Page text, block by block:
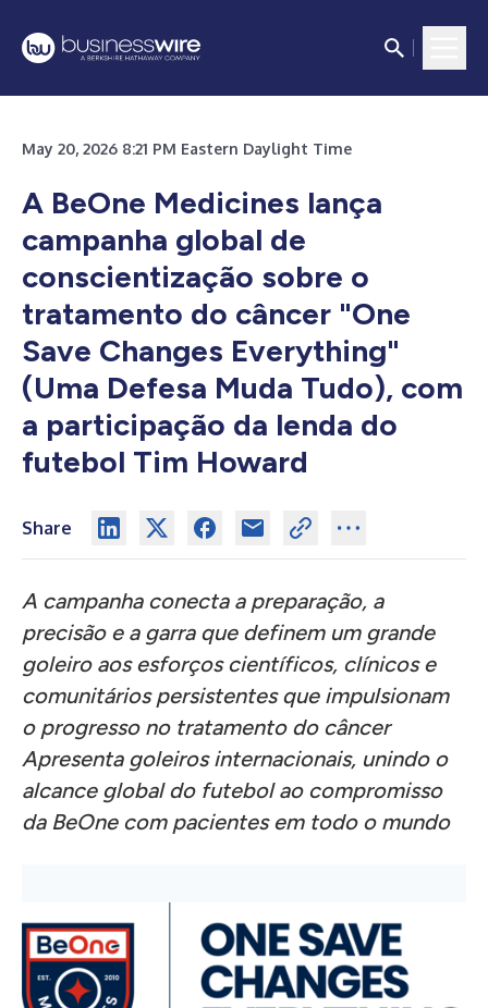
May 20, 2026 8:21 PM Eastern Daylight Time
A BeOne Medicines lança
campanha global de
conscientização sobre o
tratamento do câncer "One
Save Changes Everything"
(Uma Defesa Muda Tudo), com
a participação da lenda do
futebol Tim Howard
Share
A campanha conecta a preparação, a
precisão e a garra que definem um grande
goleiro aos esforços científicos, clínicos e
comunitários persistentes que impulsionam
o progresso no tratamento do câncer
Apresenta goleiros internacionais, unindo o
alcance global do futebol ao compromisso
da BeOne com pacientes em todo o mundo